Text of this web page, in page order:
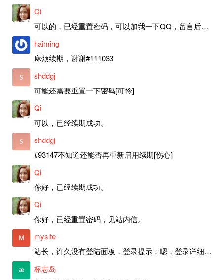
Qi
可以的，已经重置密码，可以加我一下QQ，留言后我就发密码给你。
haiming
麻烦续期，谢谢#111033
shddgj
可能还需要重置一下密码[可怜]
Qi
可以，已经续期成功。
shddgj
#93147不知道还能否再重新启用续期[伤心]
Qi
你好，已经续期成功。
Qi
你好，已经重置密码，见站内信。
mysite
站长，许久没有登陆面板，登录提示：嗯，登录详细信息似乎不正确。请重试。 网站还可以正常使用。如果是密码问题请帮忙重置一下密码。谢谢。订单号：97790，账号：aa20210950。 站长，提交了工单，你回复续期成功，不过我的问题是面部登陆信息有问题，一直是初始密码，现在无法登陆，有时间麻烦排查一下。
标志岛